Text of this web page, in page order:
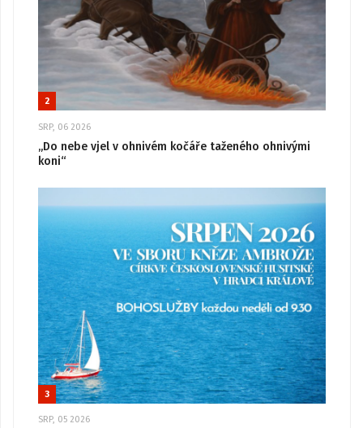
2
SRP, 06 2026
„Do nebe vjel v ohnivém kočáře taženého ohnivými
koni“
3
SRP, 05 2026